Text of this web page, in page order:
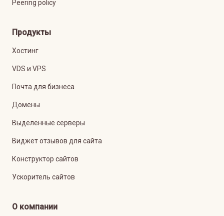
Peering policy
Продукты
Хостинг
VDS и VPS
Почта для бизнеса
Домены
Выделенные серверы
Виджет отзывов для сайта
Конструктор сайтов
Ускоритель сайтов
О компании